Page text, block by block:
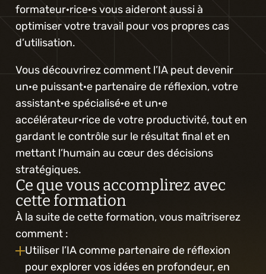
formateur·rice·s vous aideront aussi à
optimiser votre travail pour vos propres cas
d’utilisation.
Vous découvrirez comment l’IA peut devenir
un·e puissant·e partenaire de réflexion, votre
assistant·e spécialisé·e et un·e
accélérateur·rice de votre productivité, tout en
gardant le contrôle sur le résultat final et en
mettant l’humain au cœur des décisions
stratégiques.
Ce que vous accomplirez avec
cette formation
À la suite de cette formation, vous maîtriserez
comment :
Utiliser l’IA comme partenaire de réflexion
pour explorer vos idées en profondeur, en